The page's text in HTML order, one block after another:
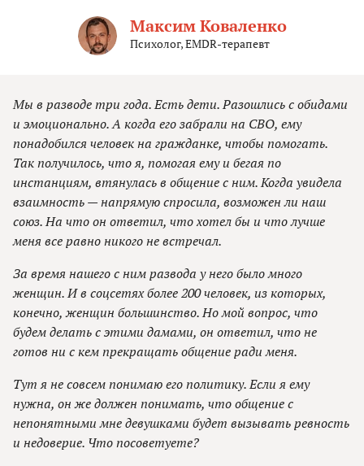
Максим Коваленко
Психолог, EMDR-терапевт
Мы в разводе три года. Есть дети. Разошлись с обидами
и эмоционально. А когда его забрали на СВО, ему
понадобился человек на гражданке, чтобы помогать.
Так получилось, что я, помогая ему и бегая по
инстанциям, втянулась в общение с ним. Когда увидела
взаимность — напрямую спросила, возможен ли наш
союз. На что он ответил, что хотел бы и что лучше
меня все равно никого не встречал.
За время нашего с ним развода у него было много
женщин. И в соцсетях более 200 человек, из которых,
конечно, женщин большинство. Но мой вопрос, что
будем делать с этими дамами, он ответил, что не
готов ни с кем прекращать общение ради меня.
Тут я не совсем понимаю его политику. Если я ему
нужна, он же должен понимать, что общение с
непонятными мне девушками будет вызывать ревность
и недоверие. Что посоветуете?